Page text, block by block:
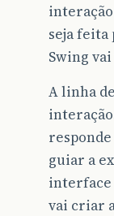
seja
Swing
A linha
guiar a
interface
vai criar